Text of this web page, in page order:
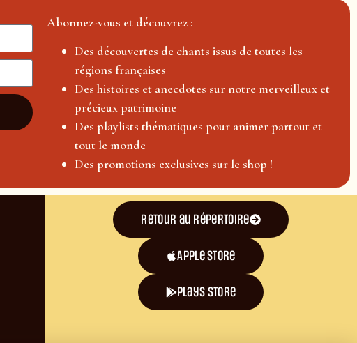
Abonnez-vous et découvrez :
Des découvertes de chants issus de toutes les
régions françaises
Des histoires et anecdotes sur notre merveilleux et
précieux patrimoine
Des playlists thématiques pour animer partout et
tout le monde
Des promotions exclusives sur le shop !
Retour au répertoire
Apple Store
plays store